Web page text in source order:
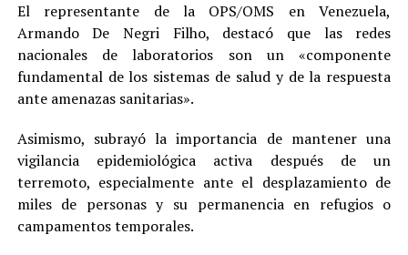
El representante de la OPS/OMS en Venezuela,
Armando De Negri Filho, destacó que las redes
nacionales de laboratorios son un «componente
fundamental de los sistemas de salud y de la respuesta
ante amenazas sanitarias».
Asimismo, subrayó la importancia de mantener una
vigilancia epidemiológica activa después de un
terremoto, especialmente ante el desplazamiento de
miles de personas y su permanencia en refugios o
campamentos temporales.